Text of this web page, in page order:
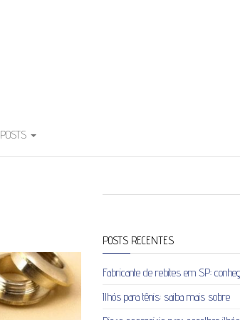
POSTS
POSTS RECENTES
Fabricante de rebites em SP:
Ilhós para tênis: saiba mais sobre